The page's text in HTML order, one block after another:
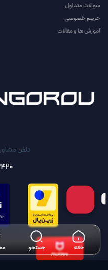
سوالات متداول
حریم خصوصی
آموزش ها و مقالات
تلفن
9155 -021
خانه جستجو
تحویل سریع
گارانتی واقعی تا روز آخر
راه اندازی راحت